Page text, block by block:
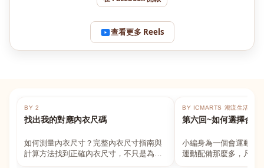
查看更多 Reels
BY 2
找出我的對應內衣尺碼
如何測量內衣尺寸？完整內衣尺寸指南與
計算方法找到正確內衣尺寸，不只是為了
BY ICMARTS 潮流生活百貨
第六回~如何選擇合適
小編身為一個會運動的
運動配備那麼多，凡舉